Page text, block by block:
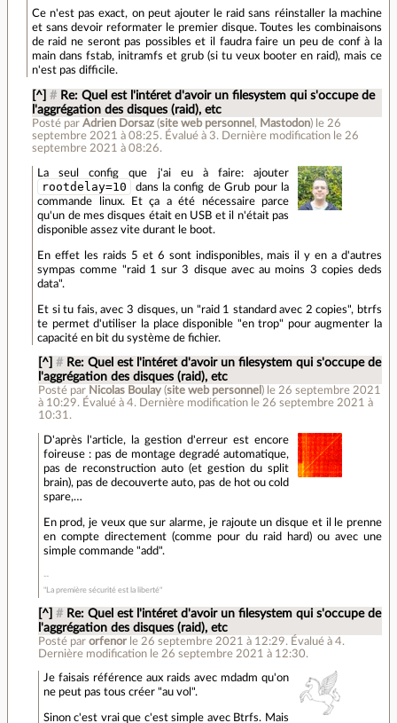
Ce n'est pas exact, on peut ajouter le raid sans réinstaller la machine
et sans devoir reformater le premier disque. Toutes les combinaisons
de raid ne seront pas possibles et il faudra faire un peu de conf à la
main dans fstab, initramfs et grub (si tu veux booter en raid), mais ce
n'est pas difficile.
[^] # Re: Quel est l'intéret d'avoir un filesystem qui s'occupe de
l'aggrégation des disques (raid), etc
Posté parAdrien Dorsaz (site web personnel , Mastodon) le 26
septembre 2021 à 08:25. Évalué à 3. Dernière modification le 26
septembre 2021 à 08:26.
La seul config que j'ai eu à faire: ajouter
rootdelay=10
dans la config de Grub pour la
commande linux. Et ça a été nécessaire parce
qu'un de mes disques était en USB et il n'était pas
disponible assez vite durant le boot.
En effet les raids 5 et 6 sont indisponibles, mais il y en a d'autres
sympas comme "raid 1 sur 3 disque avec au moins 3 copies deds
data".
Et si tu fais, avec 3 disques, un "raid 1 standard avec 2 copies", btrfs
te permet d'utiliser la place disponible "en trop" pour augmenter la
capacité en bit du système de fichier.
[^] # Re: Quel est l'intéret d'avoir un filesystem qui s'occupe de
l'aggrégation des disques (raid), etc
Posté par Nicolas Boulay(site web personnel ) le 26 septembre 2021
à 10:29. Évalué à 4. Dernière modification le 26 septembre 2021 à
10:31.
D'après l'article, la gestion d'erreur est encore
foireuse : pas de montage degradé automatique,
pas de reconstruction auto (et gestion du split
brain), pas de decouverte auto, pas de hot ou cold
spare,…
En prod, je veux que sur alarme, je rajoute un disque et il le prenne
en compte directement (comme pour du raid hard) ou avec une
simple commande "add".
"La première sécurité est la liberté"
[^] # Re: Quel est l'intéret d'avoir un filesystem qui s'occupe de
l'aggrégation des disques (raid), etc
Posté par orfenor le 26 septembre 2021 à 12:29. Évalué à 4.
Dernière modification le 26 septembre 2021 à 12:30.
Je faisais référence aux raids avec mdadm qu'on
ne peut pas tous créer "au vol".
Sinon c'est vrai que c'est simple avec Btrfs. Mais